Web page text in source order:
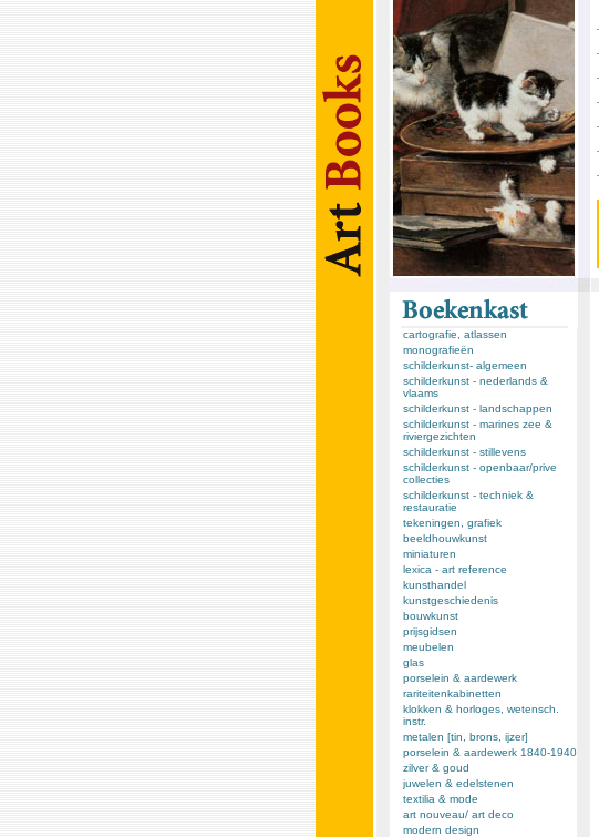
cartografie, atlassen
monografieën
schilderkunst- algemeen
schilderkunst - nederlands &
vlaams
schilderkunst - landschappen
schilderkunst - marines zee &
riviergezichten
schilderkunst - stillevens
schilderkunst - openbaar/prive
collecties
schilderkunst - techniek &
restauratie
tekeningen, grafiek
beeldhouwkunst
miniaturen
lexica - art reference
kunsthandel
kunstgeschiedenis
bouwkunst
prijsgidsen
meubelen
glas
porselein & aardewerk
rariteitenkabinetten
klokken & horloges, wetensch.
instr.
metalen [tin, brons, ijzer]
porselein & aardewerk 1840-1940
zilver & goud
juwelen & edelstenen
textilia & mode
art nouveau/ art deco
modern design